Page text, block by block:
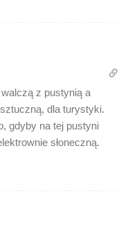
z pustynią a
dla turystyki.
gdyby na tej pustyni
słoneczną.